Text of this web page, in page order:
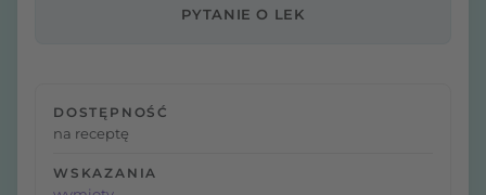
PYTANIE O LEK
DOSTĘPNOŚĆ
na receptę
WSKAZANIA